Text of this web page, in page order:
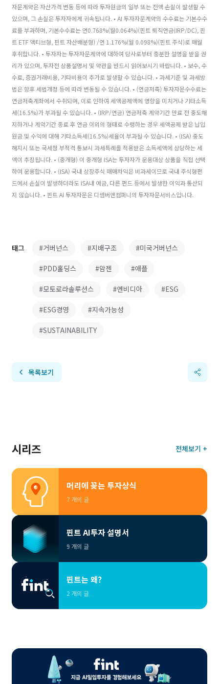
자문계약은 자산가격 변동 등에 따라 투자원금의 일부 또는 전액 손실이 발생할 수
있으며, 그 손실은 투자자에게 귀속됩니다. • AI 투자자문계약의 수수료는 기본수수
료를 부과하며, 기본수수료는 연0.768%(월0.064%)(핀트 퇴직연금(IRP/DC), 핀
트 ETF 액티브형, 핀트 자산배분형) /연 1.176%(월 0.098%)(핀트 주식)로 매월
후취합니다. • 투자자는 투자자문계약에 대하여 당사로부터 충분한 설명을 받을 권
리가 있으며, 투자전 상품설명서 및 약관을 반드시 읽어보시기 바랍니다. • 보수, 수
수료, 증권거래비용, 기타비용이 추가로 발생할 수 있습니다. • 과세기준 및 과세방
법은 향후 세법개정 등에 따라 변동될 수 있습니다. • (연금저축) 투자자문수수료는
연금저축계좌에서 수취되며, 이로 인하여 세액공제액에 영향을 미치거나 기타소득
세(16.5%)가 부과될 수 있습니다. • (IRP/연금) 연금저축 계약기간 만료 전 중도해
지하거나 계약기간 종료 후 연금 이외의 형태로 수령하는 경우 세액공제 받은 납입
원금 및 수익에 대해 기타소득세(16.5%)세율이 부과될 수 있습니다. • (ISA) 중도
해지시 또는 국세청 부적격 통보시 과세특례를 적용받은 소득세액에 상당하는 세
액이 추징됩니다. • (중개형) 이 중개형 ISA는 투자자가 운용대상 상품을 직접 선택
하여 운용합니다. • (ISA) 국내 상장주식 매매차익은 비과세이므로 국내 주식형펀
드에서 손실이 발생하더라도 ISA내 예금, 다른 펀드 등에서 발생한 이익과 통산되
지 않습니다. • 핀트 AI 투자자문은 디셈버앤컴퍼니의 투자자문서비스입니다.
태그 #거버넌스 #지배구조 #미국거버넌스
#PDD홀딩스 #암젠 #애플
#모토로라솔루션스 #엔비디아 #ESG
#ESG경영 #지속가능성
#SUSTAINABILITY
목록보기
시리즈 전체보기 +
머리에 꽂는 투자상식
7 개의 글
핀트 AI투자 설명서
9 개의 글
핀트는 왜?
2 개의 글